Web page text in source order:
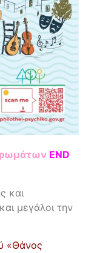
END
και
μεγάλοι την
«Θάνος